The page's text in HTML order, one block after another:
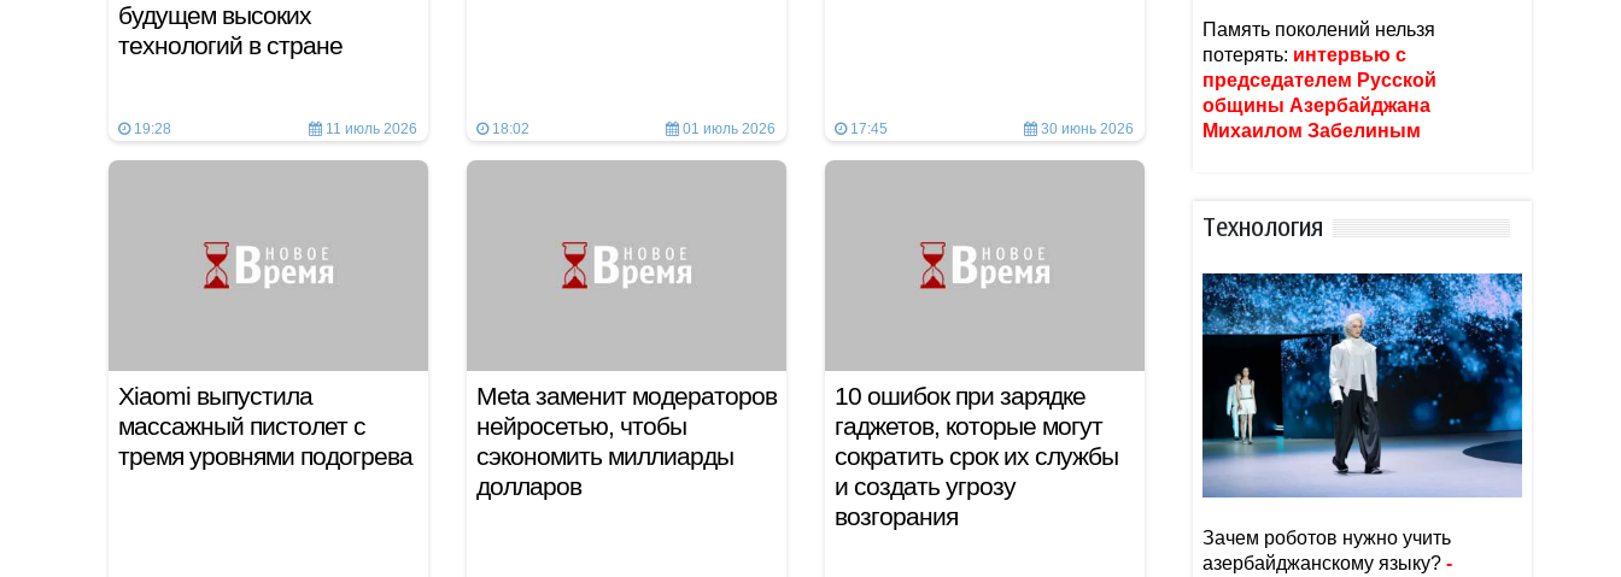
будущем высоких
технологий в стране
19:28 11 июль 2026 18:02 01 июль 2026 17:45 30 июнь 2026
Xiaomi выпустила
массажный пистолет c
тремя уровнями подогрева
Meta заменит модераторов
нейросетью, чтобы
сэкономить миллиарды
долларов
10 ошибок при зарядке
гаджетов, которые могут
сократить срок их службы
и создать угрозу
возгорания
Память поколений нельзя
потерять: интервью с
председателем Русской
общины Азербайджана
Михаилом Забелиным
Тexнoлoгия
Зачем роботов нужно учить
азербайджанскому языку? -